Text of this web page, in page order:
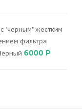
"черным" жестким
фильтра
6000 Р